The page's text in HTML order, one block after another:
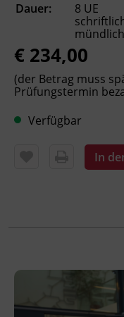
Kursformat
Präsenzunterricht
Leitung
ÖSD-
Hinweis
bestätigt Ihnen
B2 des
Dauer:
8 UE
€ 234,00
(der Betrag muss
Prüfungstermin
Verfügbar
In